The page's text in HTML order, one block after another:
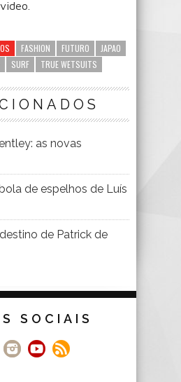
FASHION FUTURO
JAPAO
SURF TRUE WETSUITS
as novas
de espelhos de Luís
de Patrick de
SOCIAIS